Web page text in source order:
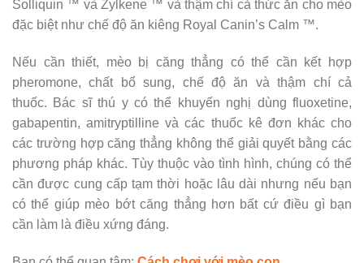
Solliquin ™ và Zylkene ™ và thậm chí cả thức ăn cho mèo
đặc biệt như chế độ ăn kiêng Royal Canin’s Calm ™.
Nếu cần thiết, mèo bị căng thẳng có thể cần kết hợp
pheromone, chất bổ sung, chế độ ăn và thậm chí cả
thuốc. Bác sĩ thú y có thể khuyến nghị dùng fluoxetine,
gabapentin, amitryptilline và các thuốc kê đơn khác cho
các trường hợp căng thẳng không thể giải quyết bằng các
phương pháp khác. Tùy thuộc vào tình hình, chúng có thể
cần được cung cấp tạm thời hoặc lâu dài nhưng nếu bạn
có thể giúp mèo bớt căng thẳng hơn bất cứ điều gì bạn
cần làm là điều xứng đáng.